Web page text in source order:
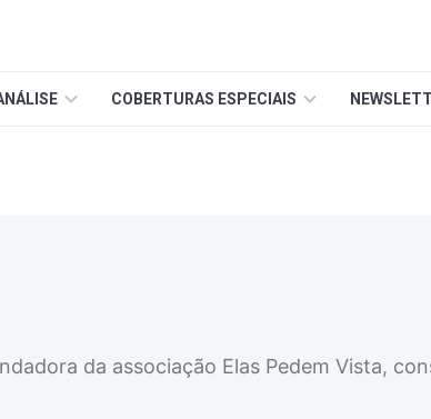
COBERTURAS ESPECIAIS
da associação Elas Pedem Vista,